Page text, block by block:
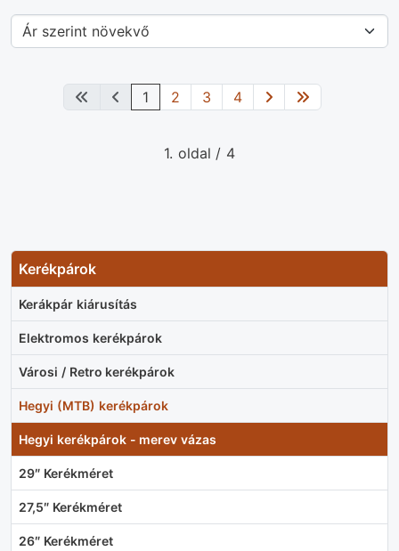
Kerékpárok
Kerákpár kiárusítás
Elektromos kerékpárok
Városi / Retro kerékpárok
Hegyi (MTB) kerékpárok
Hegyi kerékpárok - merev vázas
29″ Kerékméret
27,5″ Kerékméret
26″ Kerékméret
1 2 3 4
1. oldal / 4